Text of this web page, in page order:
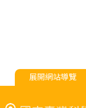
展開網站導覽